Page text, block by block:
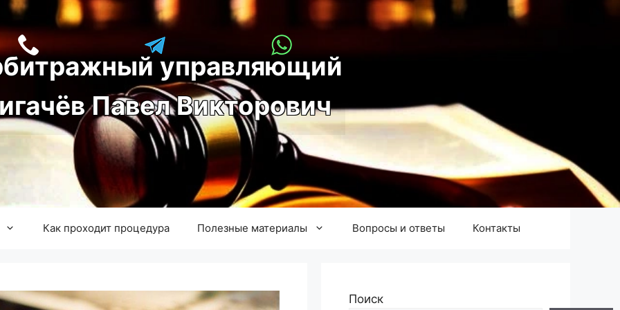
управляющий
игачёв Павел Викторович
Как проходит процедура Полезные материалы Вопросы и ответы Контакты
Поиск